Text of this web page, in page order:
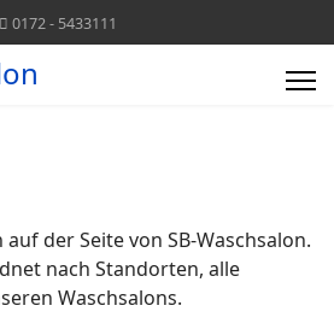
0172 - 5433111
der Seite von SB-Waschsalon.
nach Standorten, alle
Waschsalons.